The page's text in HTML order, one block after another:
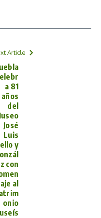
Article
a 81
años
del
José
Luis
y
con
aje al
onio